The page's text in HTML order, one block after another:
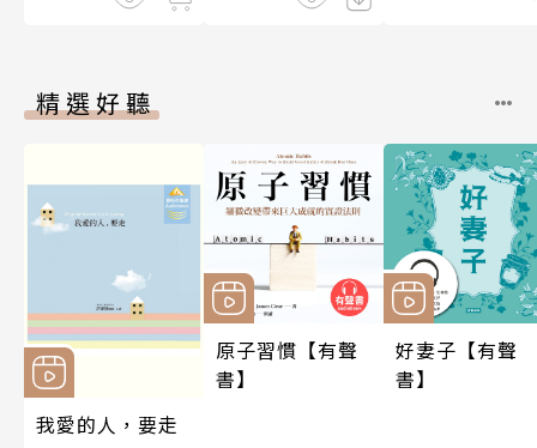
精選好聽
我愛的人，要走
原子習慣【有聲
書】
好妻子【有聲
書】